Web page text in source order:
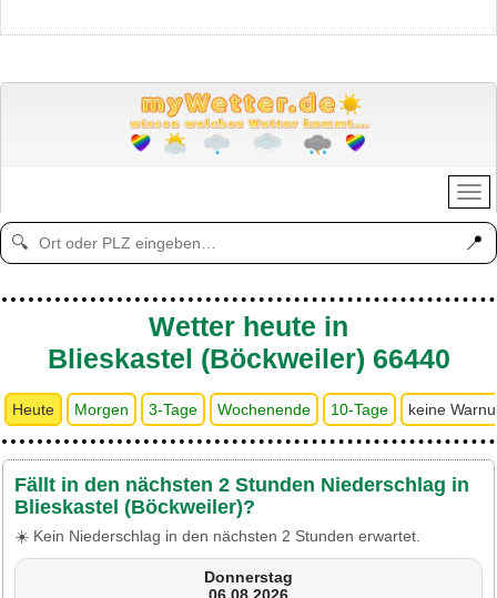
🔍 📍
Wetter heute in
Blieskastel (Böckweiler) 66440
Heute Morgen 3-Tage Wochenende 10-Tage keine
Fällt in den nächsten 2 Stunden Niederschlag in
Blieskastel (Böckweiler)?
☀️ Kein Niederschlag in den nächsten 2 Stunden erwartet.
Donnerstag